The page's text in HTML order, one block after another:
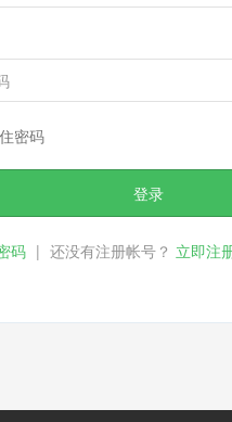
密码
登录
码 | 还没有注册帐号？ 立即注